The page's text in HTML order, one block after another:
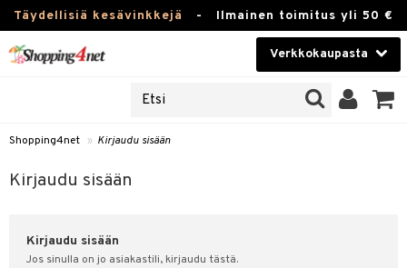
Täydellisiä kesävinkkejä - Ilmainen toimitus yli 50 €
Verkkokaupasta
Piilolinssit
Luontaistuotteet
Fitness
Shopping4net » Kirjaudu sisään
Kirjaudu sisään
Kirjaudu sisään
Jos sinulla on jo asiakastili, kirjaudu tästä.
sisään